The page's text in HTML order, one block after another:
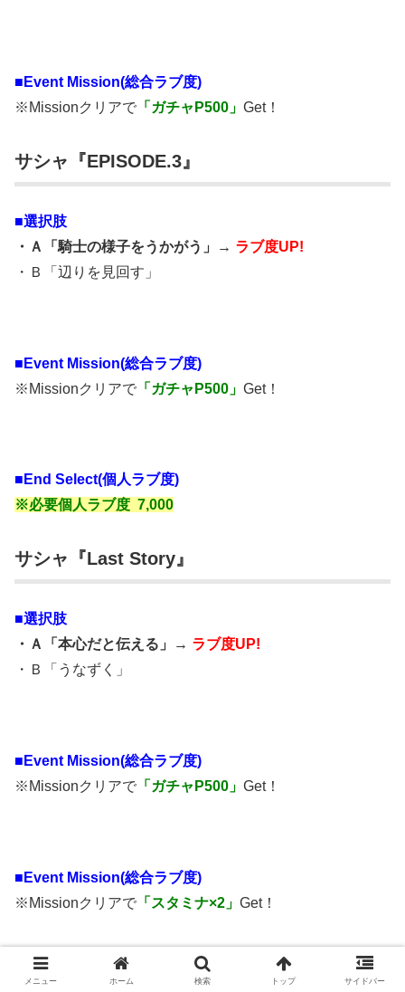
■ Event Mission(総合ラブ度)
※Missionクリアで 「ガチャP500」 Get！
サシャ『EPISODE.3』
■選択肢
・Ａ「騎士の様子をうかがう」→ ラブ度UP!
・Ｂ「辺りを見回す」
■ Event Mission(総合ラブ度)
※Missionクリアで 「ガチャP500」 Get！
■End Select(個人ラブ度)
※必要個人ラブ度 7,000
サシャ『Last Story』
■選択肢
・Ａ「本心だと伝える」→ ラブ度UP!
・Ｂ「うなずく」
■ Event Mission(総合ラブ度)
※Missionクリアで 「ガチャP500」 Get！
■ Event Mission(総合ラブ度)
※Missionクリアで 「スタミナ×2」 Get！
メニュー ホーム 検索 トップ サイドバー